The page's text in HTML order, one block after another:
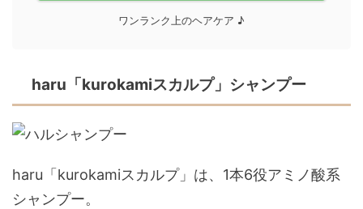
ワンランク上のヘアケア ♪
haru「kurokamiスカルプ」シャンプー
haru「kurokamiスカルプ」は、1本6役アミノ酸系
シャンプー。